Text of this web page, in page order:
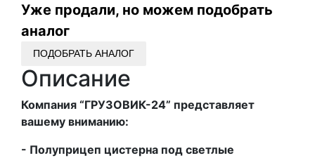
Уже продали, но можем подобрать
аналог
ПОДОБРАТЬ АНАЛОГ
Описание
Компания “ГРУЗОВИК-24” представляет
вашему вниманию:
- Полуприцеп цистерна под светлые